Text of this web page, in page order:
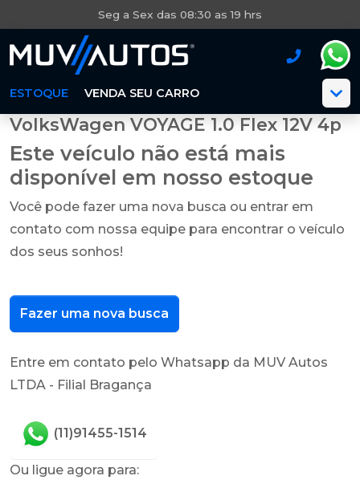
Seg a Sex das 08:30 as 19 hrs
ESTOQUE VENDA SEU CARRO
VolksWagen VOYAGE 1.0 Flex 12V 4p
Este veículo não está mais
disponível em nosso estoque
Você pode fazer uma nova busca ou entrar em
contato com nossa equipe para encontrar o veículo
dos seus sonhos!
Fazer uma nova busca
Entre em contato pelo Whatsapp da MUV Autos
LTDA - Filial Bragança
(11)91455-1514
Ou ligue agora para: